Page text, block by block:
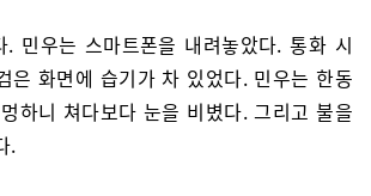
. 민우는 스마트폰을 내려놓았다. 통화 시
은 화면에 습기가 차 있었다. 민우는 한동
하니 쳐다보다 눈을 비볐다. 그리고 불을
.